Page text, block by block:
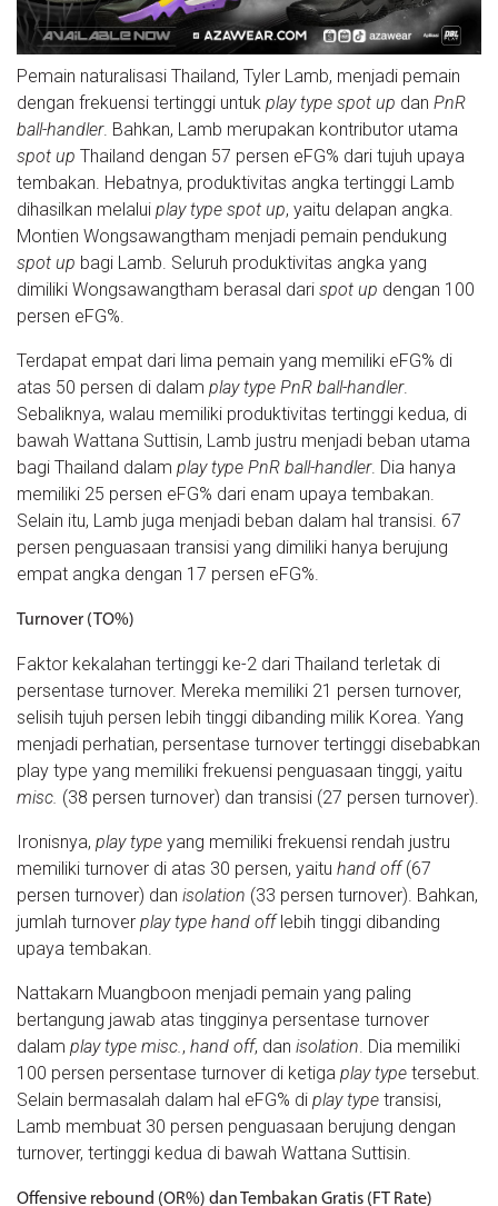
Pemain naturalisasi Thailand, Tyler Lamb, menjadi pemain
dengan frekuensi tertinggi untuk play type spot up dan PnR
ball-handler. Bahkan, Lamb merupakan kontributor utama
spot up Thailand dengan 57 persen eFG% dari tujuh upaya
tembakan. Hebatnya, produktivitas angka tertinggi Lamb
dihasilkan melalui play type spot up, yaitu delapan angka.
Montien Wongsawangtham menjadi pemain pendukung
spot up bagi Lamb. Seluruh produktivitas angka yang
dimiliki Wongsawangtham berasal dari spot up dengan 100
persen eFG%.
Terdapat empat dari lima pemain yang memiliki eFG% di
atas 50 persen di dalam play type PnR ball-handler.
Sebaliknya, walau memiliki produktivitas tertinggi kedua, di
bawah Wattana Suttisin, Lamb justru menjadi beban utama
bagi Thailand dalam play type PnR ball-handler. Dia hanya
memiliki 25 persen eFG% dari enam upaya tembakan.
Selain itu, Lamb juga menjadi beban dalam hal transisi. 67
persen penguasaan transisi yang dimiliki hanya berujung
empat angka dengan 17 persen eFG%.
Turnover (TO%)
Faktor kekalahan tertinggi ke-2 dari Thailand terletak di
persentase turnover. Mereka memiliki 21 persen turnover,
selisih tujuh persen lebih tinggi dibanding milik Korea. Yang
menjadi perhatian, persentase turnover tertinggi disebabkan
play type yang memiliki frekuensi penguasaan tinggi, yaitu
misc. (38 persen turnover) dan transisi (27 persen turnover).
Ironisnya, play type yang memiliki frekuensi rendah justru
memiliki turnover di atas 30 persen, yaitu hand off(67
persen turnover) dan isolation (33 persen turnover). Bahkan,
jumlah turnover play type hand offlebih tinggi dibanding
upaya tembakan.
Nattakarn Muangboon menjadi pemain yang paling
bertangung jawab atas tingginya persentase turnover
dalam play type misc., hand off, dan isolation. Dia memiliki
100 persen persentase turnover di ketiga play type tersebut.
Selain bermasalah dalam hal eFG% di play type transisi,
Lamb membuat 30 persen penguasaan berujung dengan
turnover, tertinggi kedua di bawah Wattana Suttisin.
Offensive rebound (OR%) dan Tembakan Gratis (FT Rate)